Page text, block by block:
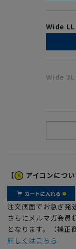
Wide LL
Wide 3L
【 アイコンについ
注文画面でお急ぎ発
さらにメルマガ会員
となります。（補正
詳しくはこちら